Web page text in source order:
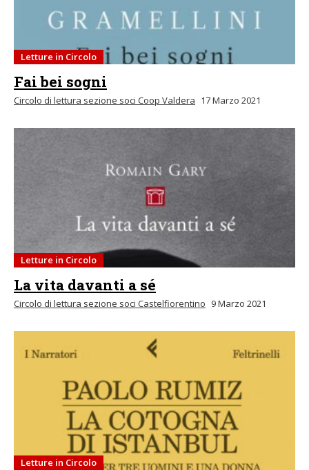
Letture in Circolo
Fai bei sogni
Circolo di lettura sezione soci Coop Valdera 17 Marzo 2021
Letture in Circolo
La vita davanti a sé
Circolo di lettura sezione soci Castelfiorentino 9 Marzo 2021
Letture in Circolo